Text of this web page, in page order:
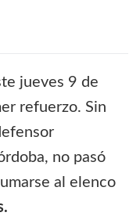
jueves 9 de
refuerzo. Sin
no pasó
al elenco